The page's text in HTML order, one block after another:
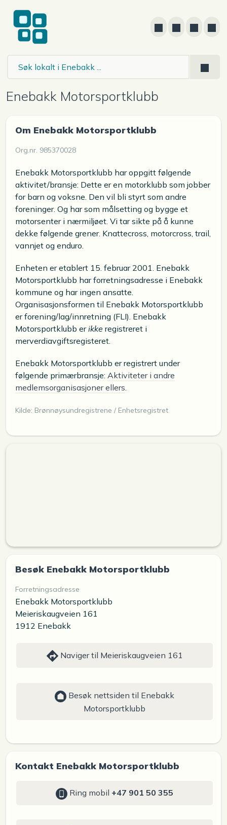
Enebakk Motorsportklubb
Om Enebakk Motorsportklubb
Org.nr. 985370028
Enebakk Motorsportklubb har oppgitt følgende
aktivitet/bransje: Dette er en motorklubb som jobber
for barn og voksne. Den vil bli styrt som andre
foreninger. Og har som målsetting og bygge et
motorsenter i nærmiljøet. Vi tar sikte på å kunne
dekke følgende grener. Knattecross, motorcross, trail,
vannjet og enduro.
Enheten er etablert 15. februar 2001. Enebakk
Motorsportklubb har forretningsadresse i Enebakk
kommune og har ingen ansatte.
Organisasjonsformen til Enebakk Motorsportklubb
er forening/lag/innretning (FLI). Enebakk
Motorsportklubb erikke registreret i
merverdiavgiftsregisteret.
Enebakk Motorsportklubb er registrert under
følgende primærbransje: Aktiviteter i andre
medlemsorganisasjoner ellers
Kilde: Brønnøysundregistrene / Enhetsregistret
Besøk Enebakk Motorsportklubb
Forretningsadresse
Enebakk Motorsportklubb
Meieriskaugveien 161
1912 Enebakk
Naviger til Meieriskaugveien 161
Besøk nettsiden til Enebakk
Motorsportklubb
Kontakt Enebakk Motorsportklubb
Ring mobil +47 901 50 355